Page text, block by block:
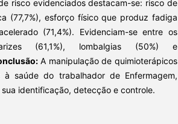
risco evidenciados destacam-se: risco de
(77,7%), esforço físico que produz fadiga
(71,4%). Evidenciam-se entre os
(61,1%), lombalgias (50%) e
A manipulação de quimioterápicos
à saúde do trabalhador de Enfermagem,
identificação, detecção e controle.